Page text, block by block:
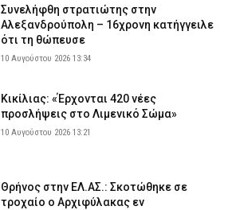
Συνελήφθη στρατιώτης στην
Αλεξανδρούπολη – 16χρονη κατήγγειλε
ότι τη θώπευσε
10 Αυγούστου 2026 13:34
Κικίλιας: «Έρχονται 420 νέες
προσλήψεις στο Λιμενικό Σώμα»
10 Αυγούστου 2026 13:21
Θρήνος στην ΕΛ.ΑΣ.: Σκοτώθηκε σε
τροχαίο ο Αρχιφύλακας εν